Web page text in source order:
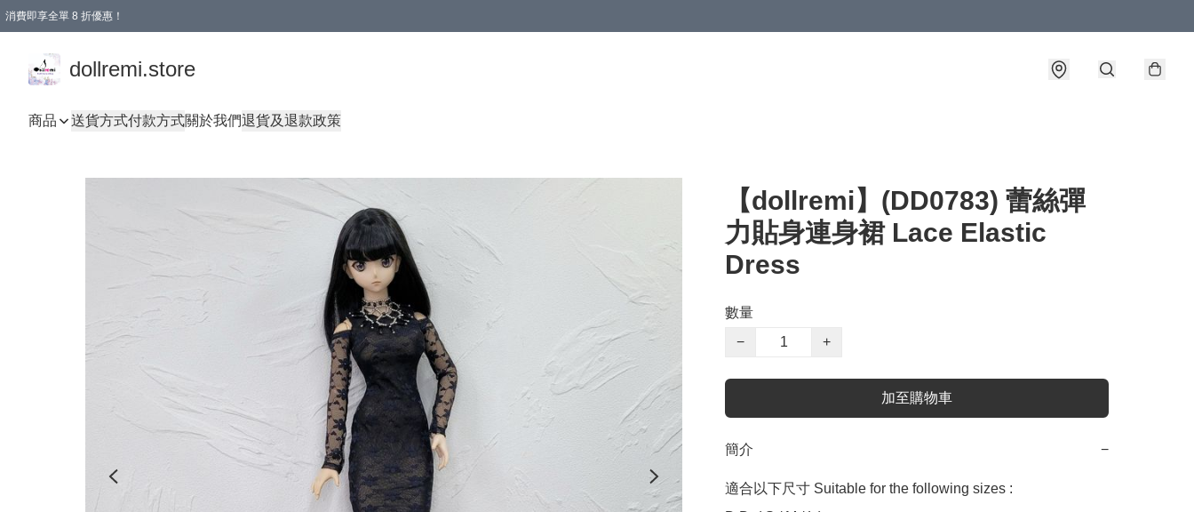
消費即享全單 8 折優惠！
dollremi.store
商品 送貨方式付款方式關於我們退貨及退款政策
【dollremi】(DD0783) 蕾絲彈
力貼身連身裙 Lace Elastic
Dress
數量
−
+
加至購物車
簡介 −
適合以下尺寸 Suitable for the following sizes :